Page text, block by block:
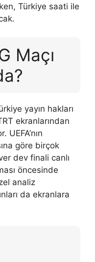
Türkiye saati ile
Maçı
yayın hakları
ekranlarından
UEFA’nın
göre birçok
dev finali canlı
öncesinde
analiz
da ekranlara